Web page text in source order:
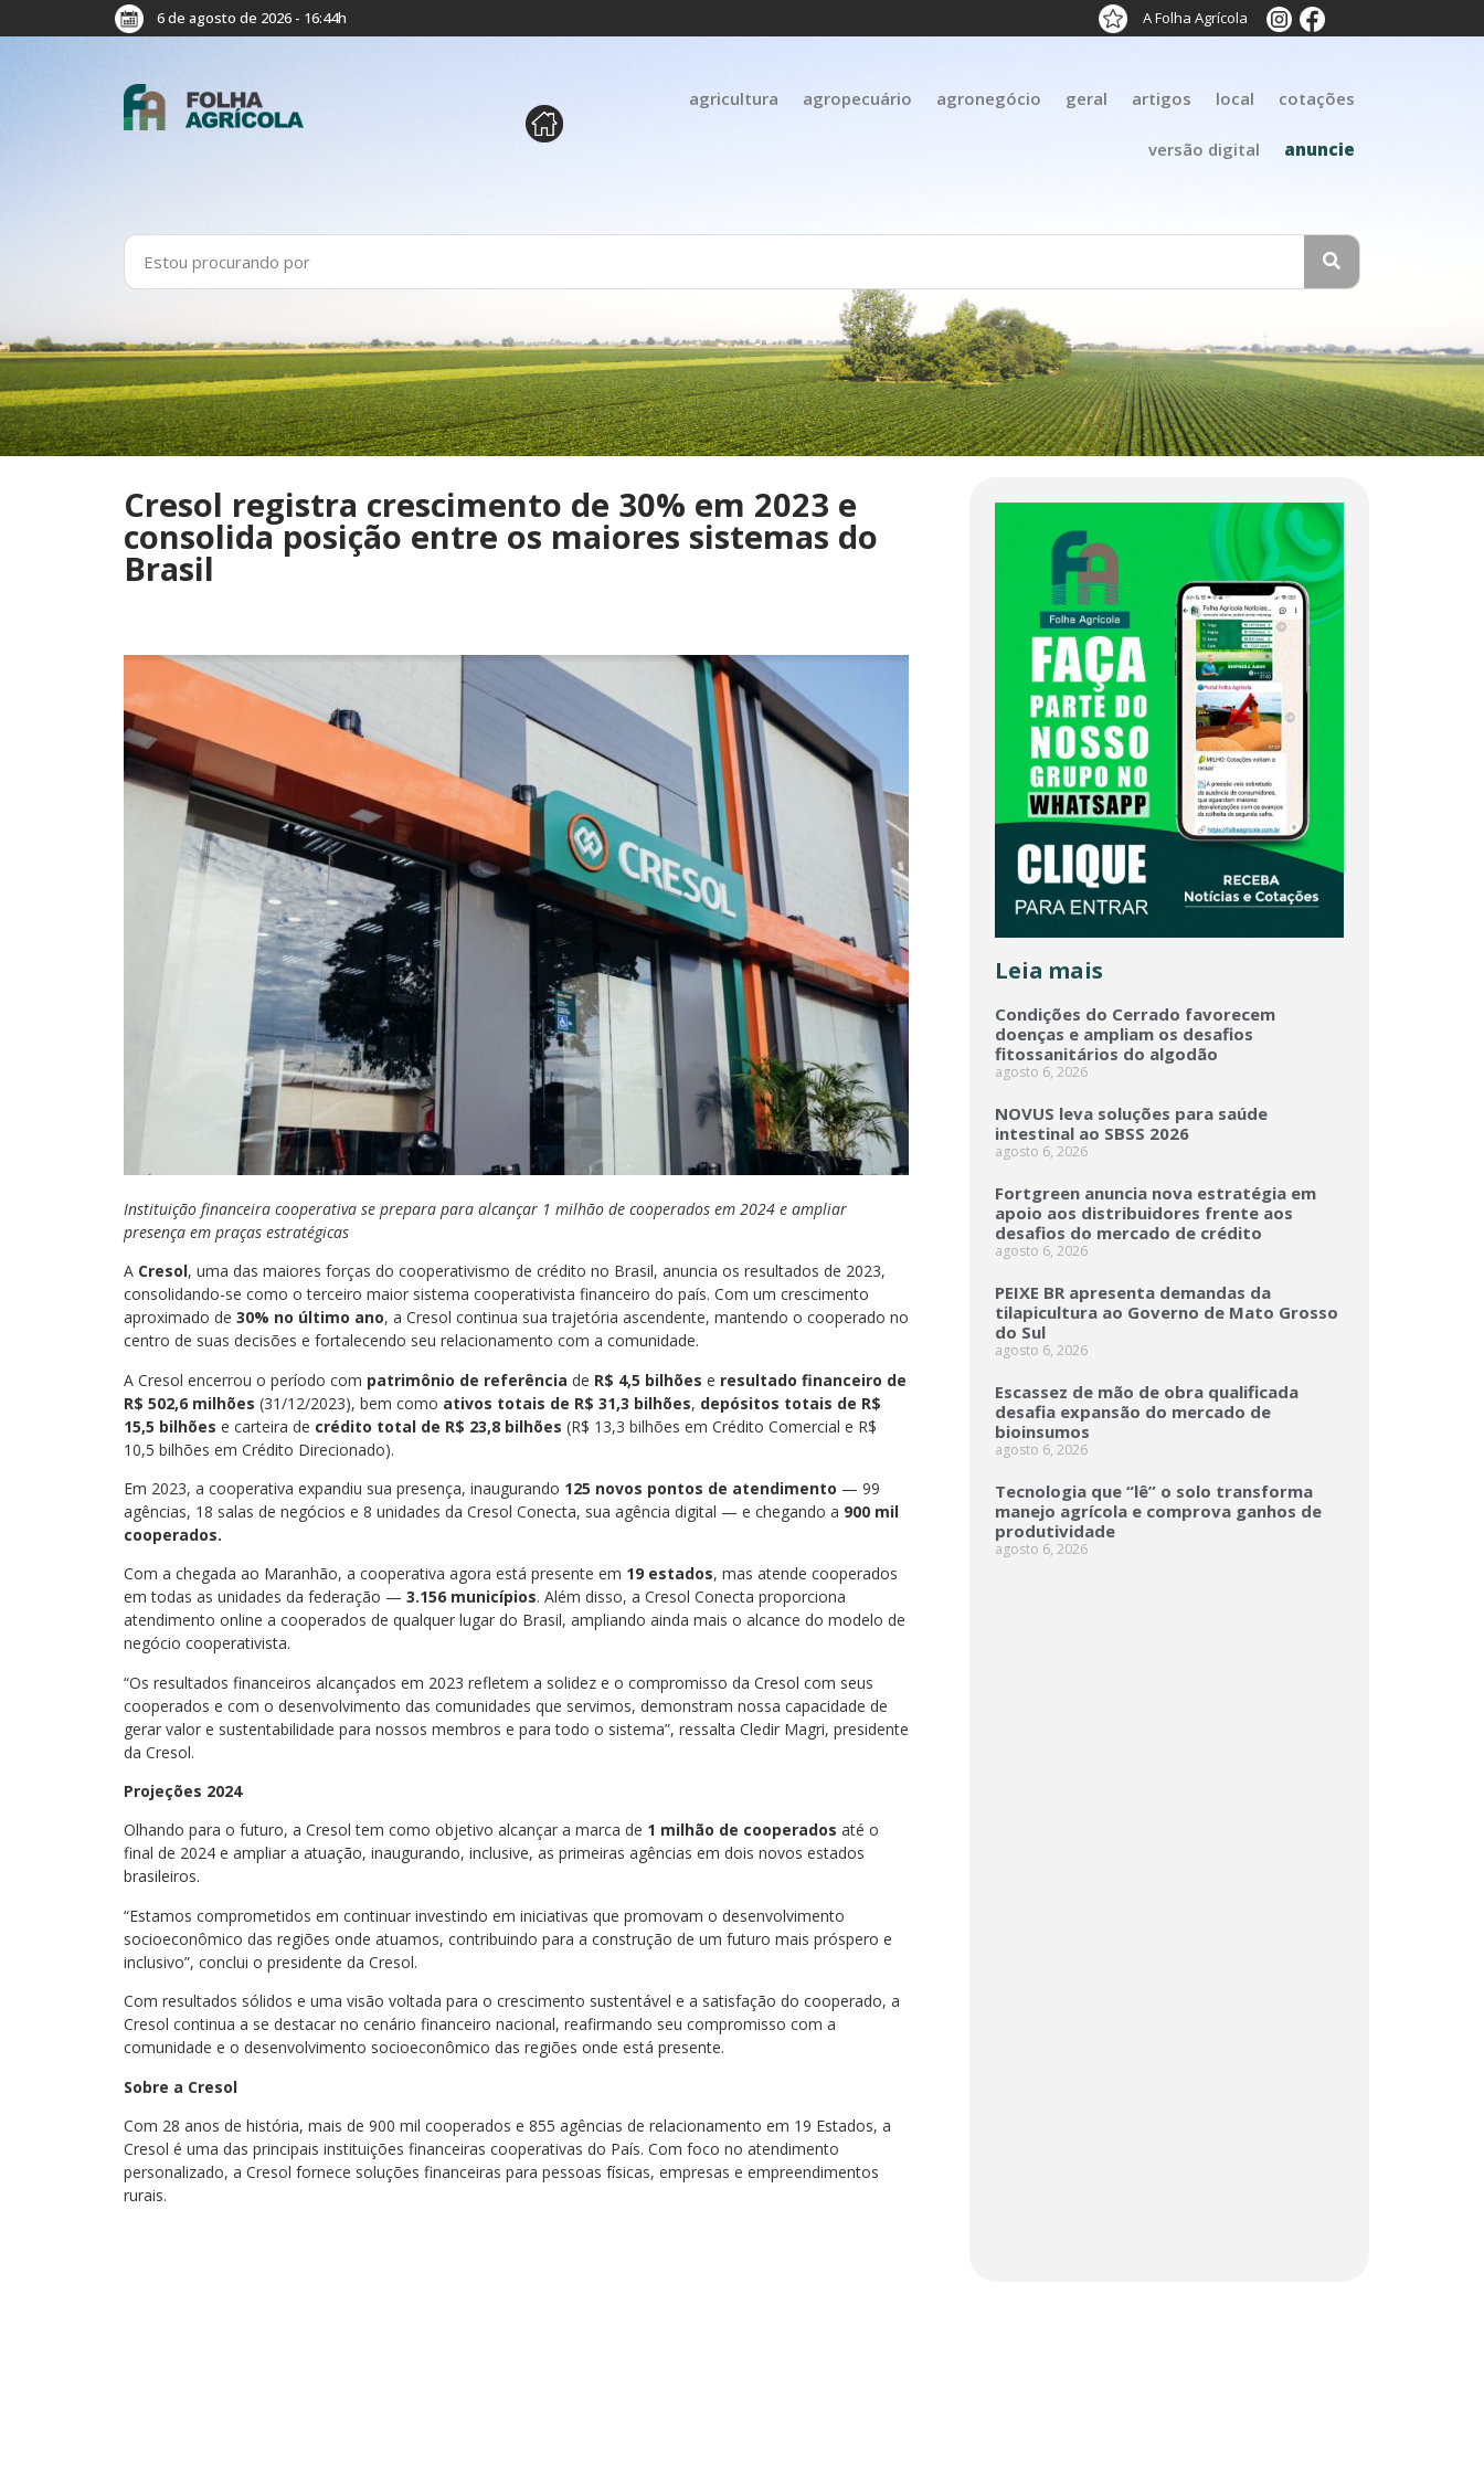
6 de agosto de 2026 - 16:44h A Folha Agrícola
agricultura agropecuário agronegócio geral artigos local cotações
versão digital anuncie
Cresol registra crescimento de 30% em 2023 e
consolida posição entre os maiores sistemas do
Brasil
Instituição financeira cooperativa se prepara para alcançar 1 milhão de cooperados em 2024 e ampliar
presença em praças estratégicas
A Cresol, uma das maiores forças do cooperativismo de crédito no Brasil, anuncia os resultados de 2023,
consolidando-se como o terceiro maior sistema cooperativista financeiro do país. Com um crescimento
aproximado de 30% no último ano, a Cresol continua sua trajetória ascendente, mantendo o cooperado no
centro de suas decisões e fortalecendo seu relacionamento com a comunidade.
A Cresol encerrou o período com patrimônio de referência de R$ 4,5 bilhões e resultado financeiro de
R$ 502,6 milhões (31/12/2023), bem como ativos totais de R$ 31,3 bilhões, depósitos totais de R$
15,5 bilhões e carteira de crédito total de R$ 23,8 bilhões (R$ 13,3 bilhões em Crédito Comercial e R$
10,5 bilhões em Crédito Direcionado).
Em 2023, a cooperativa expandiu sua presença, inaugurando 125 novos pontos de atendimento — 99
agências, 18 salas de negócios e 8 unidades da Cresol Conecta, sua agência digital — e chegando a 900 mil
cooperados.
Com a chegada ao Maranhão, a cooperativa agora está presente em 19 estados, mas atende cooperados
em todas as unidades da federação — 3.156 municípios. Além disso, a Cresol Conecta proporciona
atendimento online a cooperados de qualquer lugar do Brasil, ampliando ainda mais o alcance do modelo de
negócio cooperativista.
“Os resultados financeiros alcançados em 2023 refletem a solidez e o compromisso da Cresol com seus
cooperados e com o desenvolvimento das comunidades que servimos, demonstram nossa capacidade de
gerar valor e sustentabilidade para nossos membros e para todo o sistema”, ressalta Cledir Magri, presidente
da Cresol.
Projeções 2024
Olhando para o futuro, a Cresol tem como objetivo alcançar a marca de 1 milhão de cooperados até o
final de 2024 e ampliar a atuação, inaugurando, inclusive, as primeiras agências em dois novos estados
brasileiros.
“Estamos comprometidos em continuar investindo em iniciativas que promovam o desenvolvimento
socioeconômico das regiões onde atuamos, contribuindo para a construção de um futuro mais próspero e
inclusivo”, conclui o presidente da Cresol.
Com resultados sólidos e uma visão voltada para o crescimento sustentável e a satisfação do cooperado, a
Cresol continua a se destacar no cenário financeiro nacional, reafirmando seu compromisso com a
comunidade e o desenvolvimento socioeconômico das regiões onde está presente.
Sobre a Cresol
Com 28 anos de história, mais de 900 mil cooperados e 855 agências de relacionamento em 19 Estados, a
Cresol é uma das principais instituições financeiras cooperativas do País. Com foco no atendimento
personalizado, a Cresol fornece soluções financeiras para pessoas físicas, empresas e empreendimentos
rurais.
Leia mais
Condições do Cerrado favorecem
doenças e ampliam os desafios
fitossanitários do algodão
agosto 6, 2026
NOVUS leva soluções para saúde
intestinal ao SBSS 2026
agosto 6, 2026
Fortgreen anuncia nova estratégia em
apoio aos distribuidores frente aos
desafios do mercado de crédito
agosto 6, 2026
PEIXE BR apresenta demandas da
tilapicultura ao Governo de Mato Grosso
do Sul
agosto 6, 2026
Escassez de mão de obra qualificada
desafia expansão do mercado de
bioinsumos
agosto 6, 2026
Tecnologia que “lê” o solo transforma
manejo agrícola e comprova ganhos de
produtividade
agosto 6, 2026